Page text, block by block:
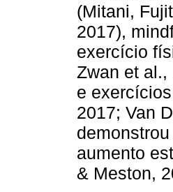
(Mitani,
2017),
exercício
Zwan et al.,
e
2017; Van
aumento
& Meston,